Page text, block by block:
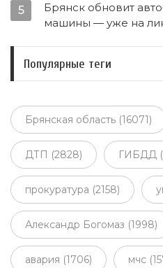
5
Брянск обновит
машины — уже на
Популярные теги
Брянская область (16071)
ДТП (2828) ГИБДД
прокуратура (2158)
Александр Богомаз (1998)
авария (1706) мчс